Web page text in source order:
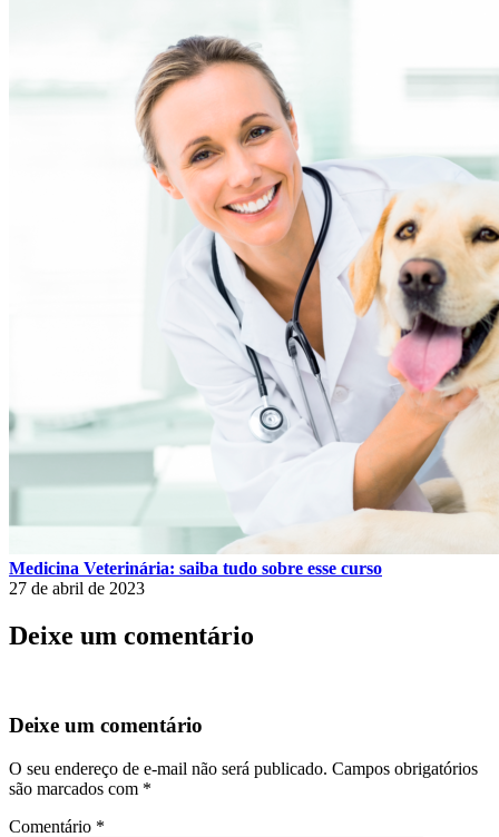
Medicina Veterinária: saiba tudo sobre esse curso
27 de abril de 2023
Deixe um comentário
Deixe um comentário
O seu endereço de e-mail não será publicado. Campos obrigatórios
são marcados com *
Comentário *